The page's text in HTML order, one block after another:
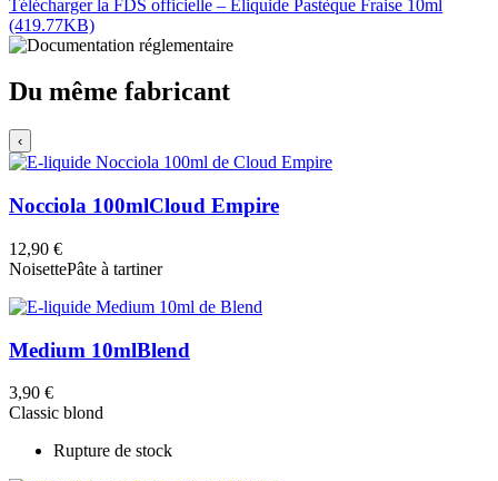
Télécharger la FDS officielle – Eliquide Pastèque Fraise 10ml
(419.77KB)
Du même fabricant
‹
Nocciola 100mlCloud Empire
12,90 €
NoisettePâte à tartiner
Medium 10mlBlend
3,90 €
Classic blond
Rupture de stock